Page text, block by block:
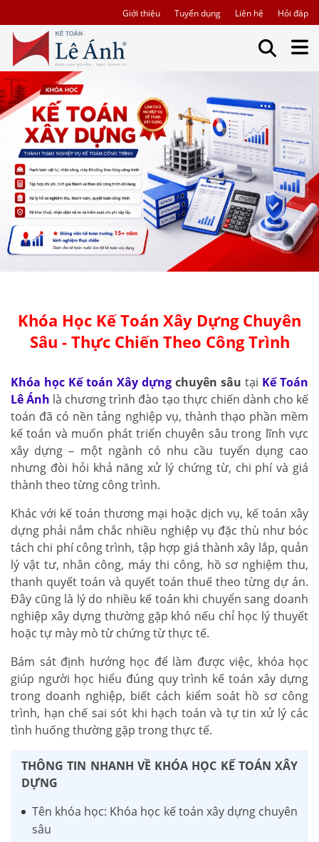
Giới thiệu Tuyển dụng Liên hệ Hỏi đáp
Khóa Học Kế Toán Xây Dựng Chuyên
Sâu - Thực Chiến Theo Công Trình
Khóa học Kế toán Xây dựng chuyên sâu tại Kế Toán
Lê Ánh là chương trình đào tạo thực chiến dành cho kế
toán đã có nền tảng nghiệp vụ, thành thạo phần mềm
kế toán và muốn phát triển chuyên sâu trong lĩnh vực
xây dựng – một ngành có nhu cầu tuyển dụng cao
nhưng đòi hỏi khả năng xử lý chứng từ, chi phí và giá
thành theo từng công trình.
Khác với kế toán thương mại hoặc dịch vụ, kế toán xây
dựng phải nắm chắc nhiều nghiệp vụ đặc thù như bóc
tách chi phí công trình, tập hợp giá thành xây lắp, quản
lý vật tư, nhân công, máy thi công, hồ sơ nghiệm thu,
thanh quyết toán và quyết toán thuế theo từng dự án.
Đây cũng là lý do nhiều kế toán khi chuyển sang doanh
nghiệp xây dựng thường gặp khó nếu chỉ học lý thuyết
hoặc tự mày mò từ chứng từ thực tế.
Bám sát định hướng học để làm được việc, khóa học
giúp người học hiểu đúng quy trình kế toán xây dựng
trong doanh nghiệp, biết cách kiểm soát hồ sơ công
trình, hạn chế sai sót khi hạch toán và tự tin xử lý các
tình huống thường gặp trong thực tế.
THÔNG TIN NHANH VỀ KHÓA HỌC KẾ TOÁN XÂY
DỰNG
Tên khóa học: Khóa học kế toán xây dựng chuyên
sâu